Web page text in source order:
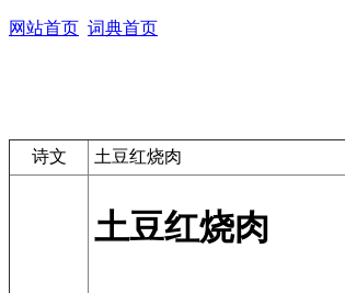
网站首页 词典首页
诗文 土豆红烧肉
土豆红烧肉